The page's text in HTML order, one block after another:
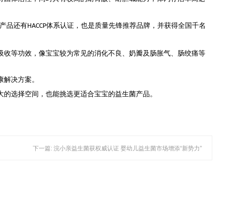
品还有HACCP体系认证 ，也是 质量先锋推荐品牌，并获得全国千名
等功效，像宝宝较为常见的消化不良、奶瓣及肠胀气、肠绞痛等
决方案。
选择空间，也能挑选更适合宝宝的益生菌产品。
下一篇: 浣小亲益生菌获权威认证 婴幼儿益生菌市场增添“新势力”